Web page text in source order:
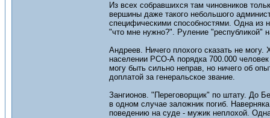
Из всех собравшихся там чиновников
вершины даже такого небольшого
специфическими способностями. Одна из
"что мне нужно?". Руление "республикой"
Андреев. Ничего плохого сказать не
населении РСО-А порядка 700.000
могу быть сильно неправ, но ничего об
доплатой за генеральское звание.
Зангионов. "Переговорщик" по штату. До
в одном случае заложник погиб.
поведению на суде - мужик неплохой.